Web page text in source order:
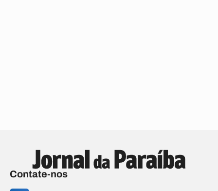
Contate-nos